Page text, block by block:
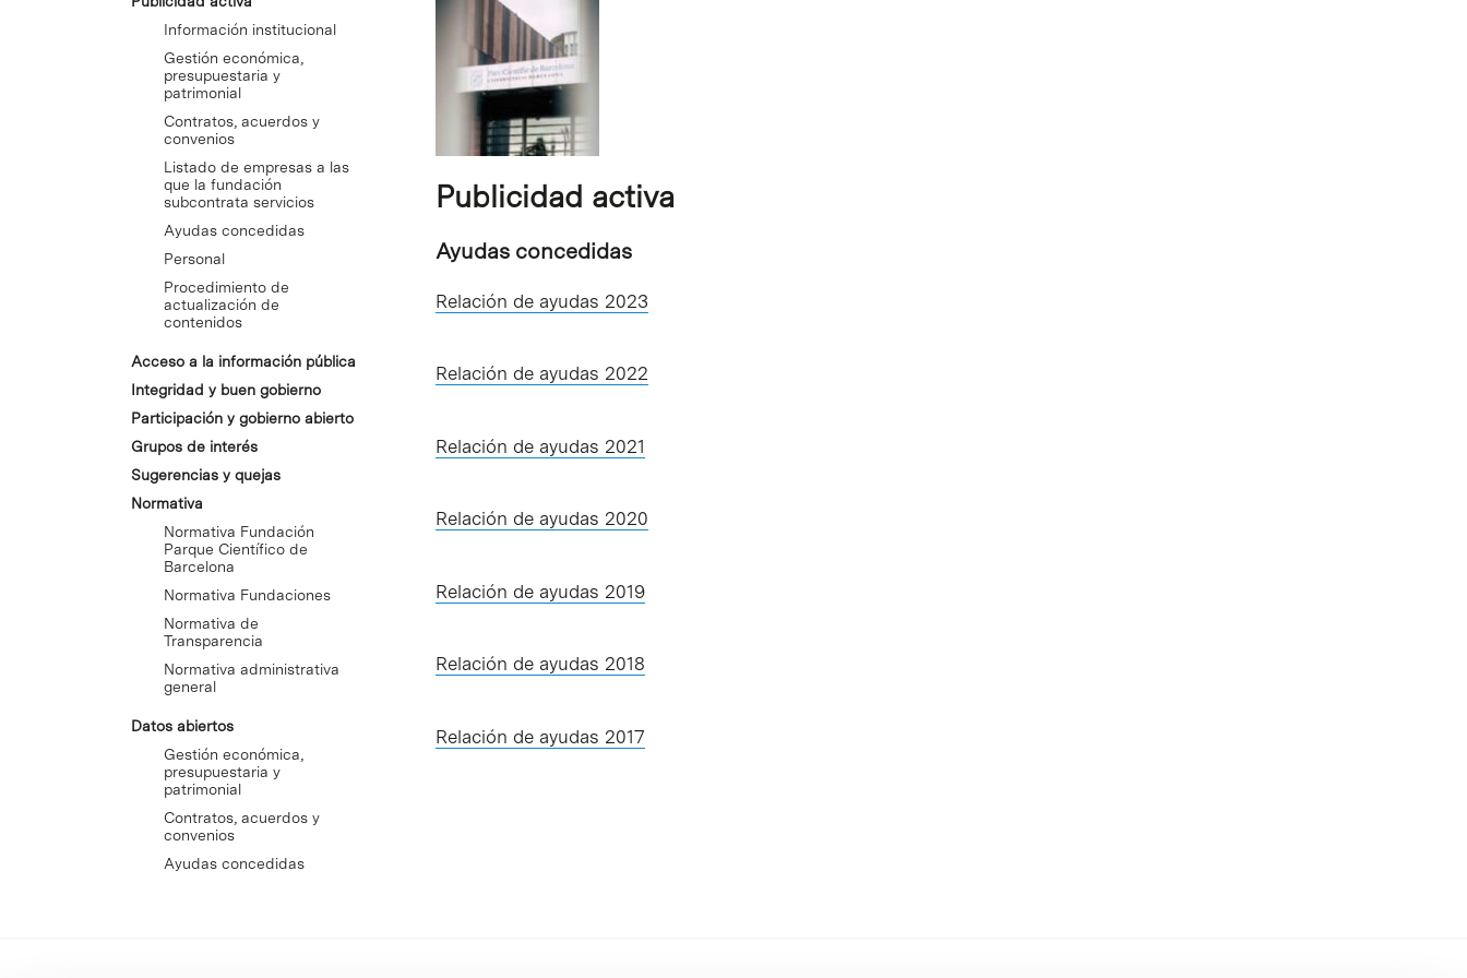
Información institucional
Gestión económica,
presupuestaria y
patrimonial
Contratos, acuerdos y
convenios
Listado de empresas a las
que la fundación
subcontrata servicios
Ayudas concedidas
Personal
Procedimiento de
actualización de
contenidos
Acceso a la información pública
Integridad y buen gobierno
Participación y gobierno abierto
Grupos de interés
Sugerencias y quejas
Normativa
Normativa Fundación
Parque Científico de
Barcelona
Normativa Fundaciones
Normativa de
Transparencia
Normativa administrativa
general
Datos abiertos
Gestión económica,
presupuestaria y
patrimonial
Contratos, acuerdos y
convenios
Ayudas concedidas
Publicidad activa
Ayudas concedidas
Relación de ayudas 2023
Relación de ayudas 2022
Relación de ayudas 2021
Relación de ayudas 2020
Relación de ayudas 2019
Relación de ayudas 2018
Relación de ayudas 2017